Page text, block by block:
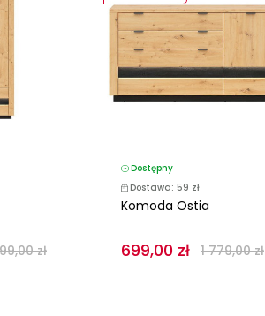
zł
Dostępny
Dostawa: 59 zł
Komoda Ostia
699,00 zł 1 779,00 zł